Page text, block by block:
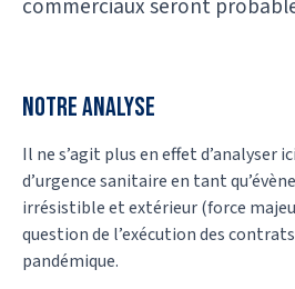
commerciaux seront
NOTRE ANALYSE
Il ne s’agit plus en effet d’analyser
d’urgence sanitaire en tant
irrésistible et extérieur (force
question de l’exécution des
pandémique.